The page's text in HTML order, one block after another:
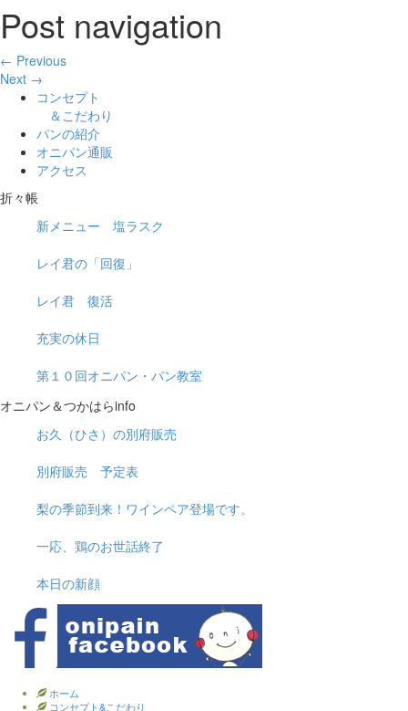
Post navigation
← Previous
Next →
コンセプト
＆こだわり
パンの紹介
オニパン通販
アクセス
折々帳
新メニュー 塩ラスク
レイ君の「回復」
レイ君 復活
充実の休日
第１０回オニパン・パン教室
オニパン＆つかはらinfo
お久（ひさ）の別府販売
別府販売 予定表
梨の季節到来！ワインペア登場です。
一応、鶏のお世話終了
本日の新顔
ホーム
コンセプト&こだわり